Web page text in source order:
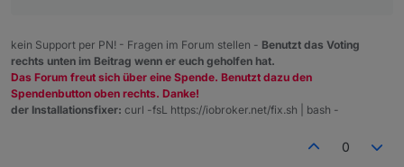
kein Support per PN! - Fragen im Forum stellen - Benutzt das Voting
rechts unten im Beitrag wenn er euch geholfen hat.
Das Forum freut sich über eine Spende. Benutzt dazu den
Spendenbutton oben rechts. Danke!
der Installationsfixer: curl -fsL https://iobroker.net/fix.sh | bash -
0